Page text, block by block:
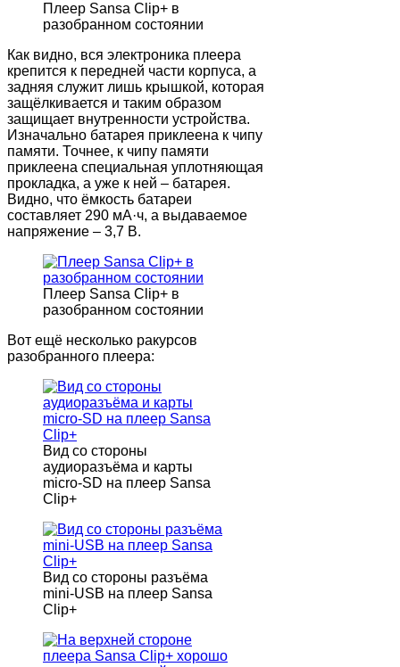
Плеер Sansa Clip+ в
разобранном состоянии
Как видно, вся электроника плеера
крепится к передней части корпуса, а
задняя служит лишь крышкой, которая
защёлкивается и таким образом
защищает внутренности устройства.
Изначально батарея приклеена к чипу
памяти. Точнее, к чипу памяти
приклеена специальная уплотняющая
прокладка, а уже к ней – батарея.
Видно, что ёмкость батареи
составляет 290 мА·ч, а выдаваемое
напряжение – 3,7 В.
Плеер Sansa Clip+ в
разобранном состоянии
Вот ещё несколько ракурсов
разобранного плеера:
Вид со стороны
аудиоразъёма и карты
micro-SD на плеер Sansa
Clip+
Вид со стороны разъёма
mini-USB на плеер Sansa
Clip+